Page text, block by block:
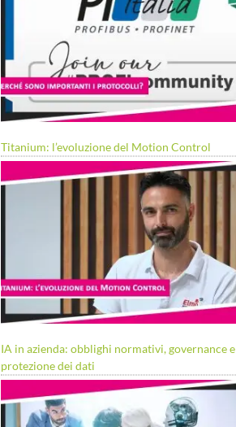
Titanium: l’evoluzione del Motion Control
IA in azienda: obblighi normativi, governance e
protezione dei dati